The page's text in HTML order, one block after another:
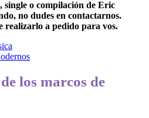
single o compilación de Eric
no dudes en contactarnos.
realizarlo a pedido para vos.
los marcos de